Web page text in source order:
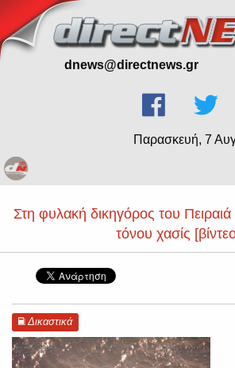
dnews@directnews.gr
Παρασκευή, 7
Στη φυλακή δικηγόρος του Πειραιά
τόνου χασίς
Δικαστικά